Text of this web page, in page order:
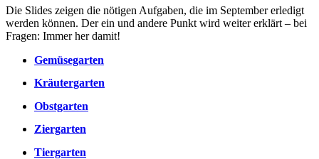
Die Slides zeigen die nötigen Aufgaben, die im September erledigt
werden können. Der ein und andere Punkt wird weiter erklärt – bei
Fragen: Immer her damit!
Gemüsegarten
Kräutergarten
Obstgarten
Ziergarten
Tiergarten